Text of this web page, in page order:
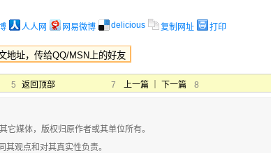
人人网 网易微博 delicious 复制网址 打印
5 返回顶部 7 上一篇 下一篇 8
它媒体，版权归原作者或其单位所有。
观点和对其真实性负责。